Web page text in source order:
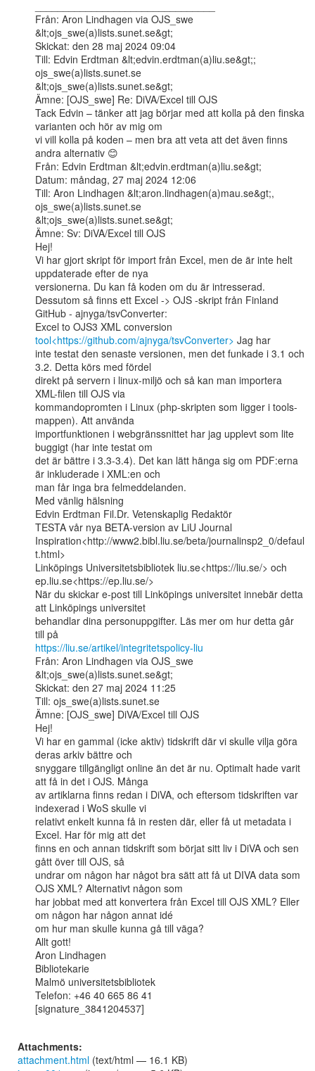
Från: Aron Lindhagen via OJS_swe
&lt;ojs_swe(a)lists.sunet.se&gt;
Skickat: den 28 maj 2024 09:04
Till: Edvin Erdtman &lt;edvin.erdtman(a)liu.se&gt;;
ojs_swe(a)lists.sunet.se
&lt;ojs_swe(a)lists.sunet.se&gt;
Ämne: [OJS_swe] Re: DiVA/Excel till OJS
Tack Edvin – tänker att jag börjar med att kolla på den finska
varianten och hör av mig om
vi vill kolla på koden – men bra att veta att det även finns
andra alternativ 😊
Från: Edvin Erdtman &lt;edvin.erdtman(a)liu.se&gt;
Datum: måndag, 27 maj 2024 12:06
Till: Aron Lindhagen &lt;aron.lindhagen(a)mau.se&gt;,
ojs_swe(a)lists.sunet.se
&lt;ojs_swe(a)lists.sunet.se&gt;
Ämne: Sv: DiVA/Excel till OJS
Hej!
Vi har gjort skript för import från Excel, men de är inte helt
uppdaterade efter de nya
versionerna. Du kan få koden om du är intresserad.
Dessutom så finns ett Excel -> OJS -skript från Finland
GitHub - ajnyga/tsvConverter:
tool<https://github.com/ajnyga/tsvConverter> Jag har
inte testat den senaste versionen, men det funkade i 3.1 och
3.2. Detta körs med fördel
direkt på servern i linux-miljö och så kan man importera
XML-filen till OJS via
kommandopromten i Linux (php-skripten som ligger i tools-
mappen). Att använda
importfunktionen i webgränssnittet har jag upplevt som lite
buggigt (har inte testat om
det är bättre i 3.3-3.4). Det kan lätt hänga sig om PDF:erna
är inkluderade i XML:en och
man får inga bra felmeddelanden.
Med vänlig hälsning
Edvin Erdtman Fil.Dr. Vetenskaplig Redaktör
TESTA vår nya BETA-version av LiU Journal
Inspiration<http://www2.bibl.liu.se/beta/journalinsp2_0/defaul
t.html>
Linköpings Universitetsbibliotek liu.se<https://liu.se/> och
ep.liu.se<https://ep.liu.se/>
När du skickar e-post till Linköpings universitet innebär detta
att Linköpings universitet
behandlar dina personuppgifter. Läs mer om hur detta går
https://liu.se/artikel/integritetspolicy-liu
Från: Aron Lindhagen via OJS_swe
&lt;ojs_swe(a)lists.sunet.se&gt;
Skickat: den 27 maj 2024 11:25
Till: ojs_swe(a)lists.sunet.se
Ämne: [OJS_swe] DiVA/Excel till OJS
Hej!
Vi har en gammal (icke aktiv) tidskrift där vi skulle vilja göra
deras arkiv bättre och
snyggare tillgängligt online än det är nu. Optimalt hade varit
att få in det i OJS. Många
av artiklarna finns redan i DiVA, och eftersom tidskriften var
indexerad i WoS skulle vi
relativt enkelt kunna få in resten där, eller få ut metadata i
Excel. Har för mig att det
finns en och annan tidskrift som börjat sitt liv i DiVA och sen
gått över till OJS, så
undrar om någon har något bra sätt att få ut DIVA data som
OJS XML? Alternativt någon som
har jobbat med att konvertera från Excel till OJS XML? Eller
om någon har någon annat idé
om hur man skulle kunna gå till väga?
Allt gott!
Aron Lindhagen
Bibliotekarie
Malmö universitetsbibliotek
Telefon: +46 40 665 86 41
[signature_3841204537]
Attachments:
attachment.html (text/html — 16.1 KB)